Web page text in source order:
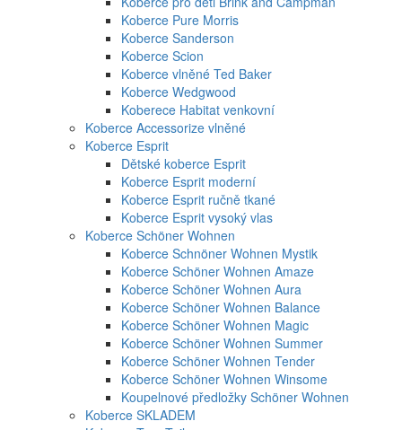
Koberce Pure Morris
Koberce Sanderson
Koberce Scion
Koberce vlněné Ted Baker
Koberce Wedgwood
Koberece Habitat venkovní
Koberce Accessorize vlněné
Koberce Esprit
Dětské koberce Esprit
Koberce Esprit moderní
Koberce Esprit ručně tkané
Koberce Esprit vysoký vlas
Koberce Schöner Wohnen
Koberce Schnöner Wohnen Mystik
Koberce Schöner Wohnen Amaze
Koberce Schöner Wohnen Aura
Koberce Schöner Wohnen Balance
Koberce Schöner Wohnen Magic
Koberce Schöner Wohnen Summer
Koberce Schöner Wohnen Tender
Koberce Schöner Wohnen Winsome
Koupelnové předložky Schöner Wohnen
Koberce SKLADEM